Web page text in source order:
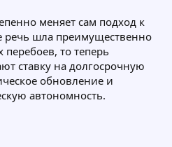
меняет сам подход к
речь шла преимущественно
то теперь
ставку на долгосрочную
обновление и
автономность.